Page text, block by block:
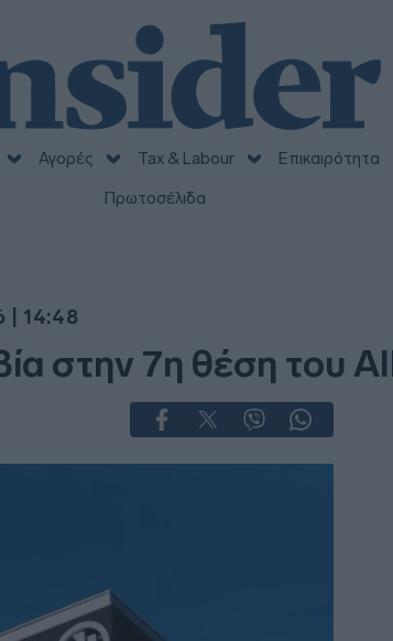
Αγορές Tax & Labour Επικαιρότητα
Πρωτοσέλιδα
| 14:48
βία στην 7η θέση